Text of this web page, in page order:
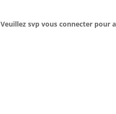
Veuillez svp vous connecter pour